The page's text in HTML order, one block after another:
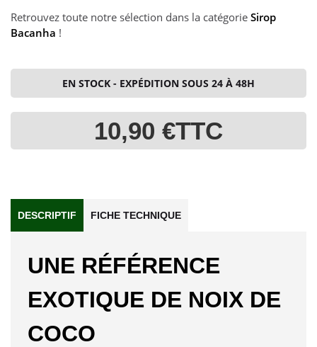
Retrouvez toute notre sélection dans la catégorie Sirop
Bacanha !
EN STOCK - EXPÉDITION SOUS 24 À 48H
10,90 €TTC
DESCRIPTIF FICHE TECHNIQUE
UNE RÉFÉRENCE
EXOTIQUE DE NOIX DE
COCO